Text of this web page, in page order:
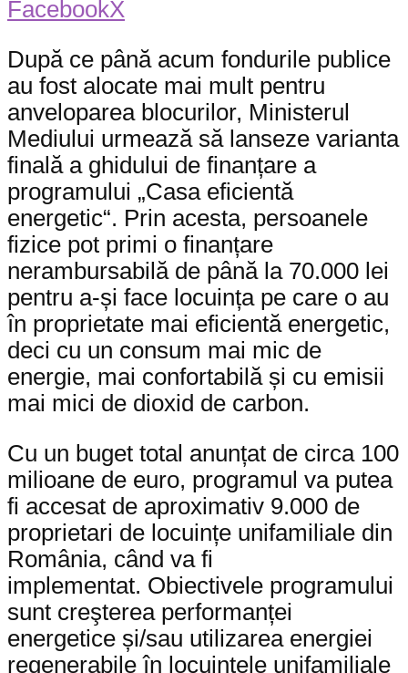
FacebookX
După ce până acum fondurile publice
au fost alocate mai mult pentru
anveloparea blocurilor, Ministerul
Mediului urmează să lanseze varianta
finală a ghidului de finanțare a
programului „Casa eficientă
energetic“. Prin acesta, persoanele
fizice pot primi o finanțare
nerambursabilă de până la 70.000 lei
pentru a-și face locuința pe care o au
în proprietate mai eficientă energetic,
deci cu un consum mai mic de
energie, mai confortabilă și cu emisii
mai mici de dioxid de carbon.
Cu un buget total anunțat de circa 100
milioane de euro, programul va putea
fi accesat de aproximativ 9.000 de
proprietari de locuințe unifamiliale din
România, când va fi
implementat. Obiectivele programului
sunt creşterea performanței
energetice și/sau utilizarea energiei
regenerabile în locuințele unifamiliale